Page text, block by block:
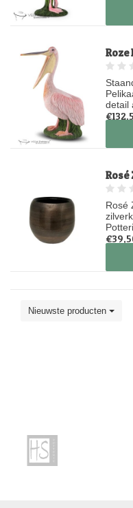
Op
Roze
detail
Op
Rosé
Rosé
Op
Nieuwste producten